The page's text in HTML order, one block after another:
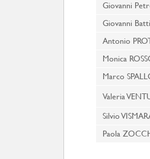
Giovanni
Giovanni
Antonio
Monica
Marco
Valeria
Silvio
Paola